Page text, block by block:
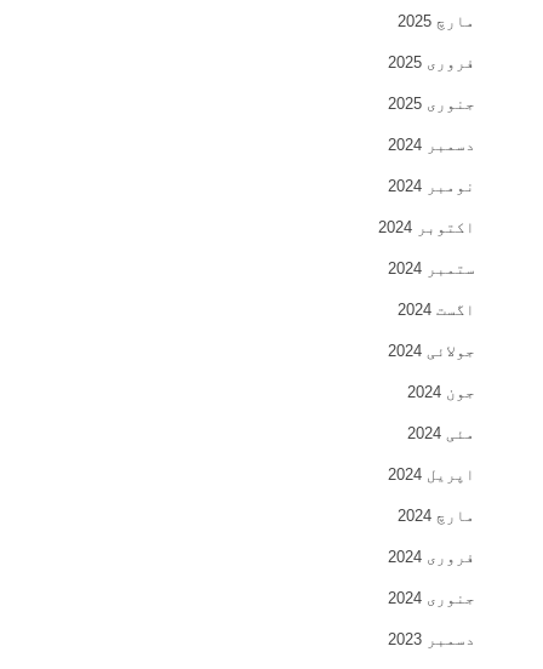
مارچ 2025
فروری 2025
جنوری 2025
دسمبر 2024
نومبر 2024
اکتوبر 2024
ستمبر 2024
اگست 2024
جولائی 2024
جون 2024
مئی 2024
اپریل 2024
مارچ 2024
فروری 2024
جنوری 2024
دسمبر 2023